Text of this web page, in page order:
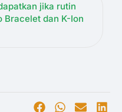
jika rutin
Bracelet dan K-Ion